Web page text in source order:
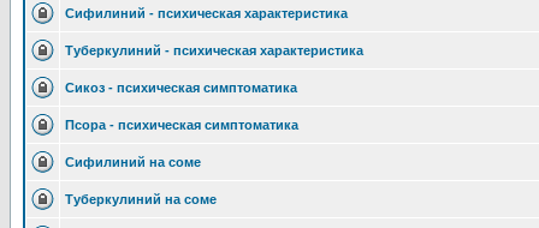
Сифилиний - психическая характеристика
Туберкулиний - психическая характеристика
Сикоз - психическая симптоматика
Псора - психическая симптоматика
Сифилиний на соме
Туберкулиний на соме